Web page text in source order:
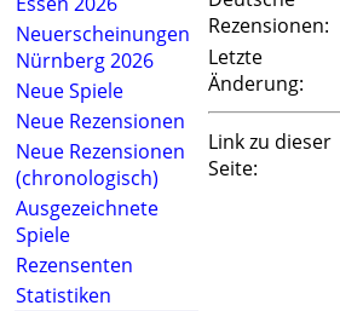
Neuerscheinungen
Nürnberg 2026
Neue Spiele
Neue Rezensionen
Neue Rezensionen
(chronologisch)
Ausgezeichnete
Spiele
Rezensenten
Statistiken
Rezensionen:
Letzte
Änderung:
Link zu dieser
Seite: